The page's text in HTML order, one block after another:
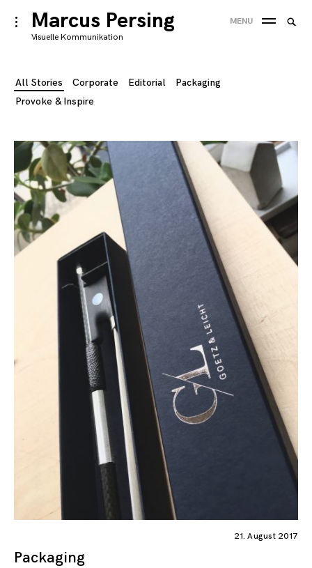
Skip
to
Marcus Persing
Visuelle Kommunikation
toggle
open/close
MENU
All Stories Corporate Editorial
Packaging
Provoke & Inspire
21. August 2017
Packaging